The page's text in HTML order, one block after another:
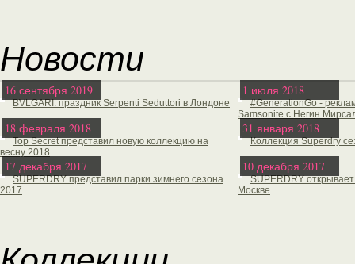
Новости
16 сентября 2019
BVLGARI: праздник Serpenti Seduttori в Лондоне
1 июля 2018
#GenerationGo -
Samsonite с Негин
18 февраля 2018
Top Secret представил новую коллекцию на
весну 2018
31 января 2018
Коллекция Superdry
17 декабря 2017
SUPERDRY представил парки зимнего сезона
2017
10 декабря 2017
SUPERDRY
Москве